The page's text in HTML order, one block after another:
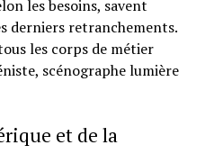
les besoins, savent
derniers retranchements.
les corps de métier
scénographe lumière
et de la